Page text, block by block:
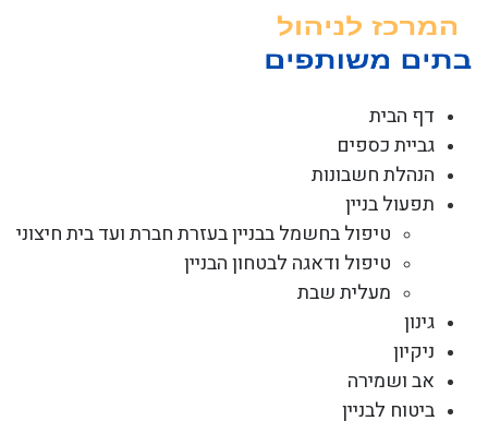
דף הבית
גביית כספים
הנהלת חשבונות
תפעול בניין
טיפול בחשמל בבניין בעזרת חברת ועד בית חיצוני
טיפול ודאגה לבטחון הבניין
מעלית שבת
גינון
ניקיון
אב ושמירה
ביטוח לבניין